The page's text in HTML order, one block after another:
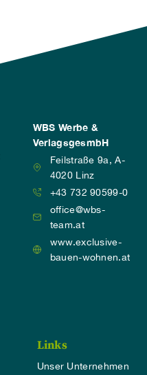
WBS Werbe &
VerlagsgesmbH
Feilstraße 9a, A-
4020 Linz
+43 732 90599-0
office@wbs-
team.at
www.exclusive-
bauen-wohnen.at
Links
Unser Unternehmen